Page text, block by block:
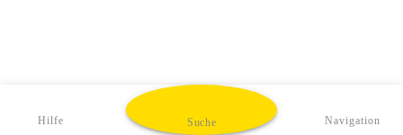
Hilfe Suche Navigation